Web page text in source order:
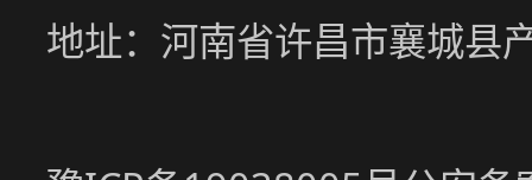
地址：河南省许昌市襄城县